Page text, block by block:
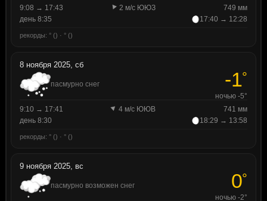
9:08 → 17:43
2 м/с ЮЮЗ
749 мм
день 8:35
17:40 → 12:28
рекорды: ° () · ° ()
8 ноября 2025, сб
пасмурно снег -1°
ночью -5°
9:10 → 17:41
4 м/с ЮЮВ
741 мм
день 8:30
18:29 → 13:58
рекорды: ° () · ° ()
9 ноября 2025, вс
пасмурно возможен снег 0°
ночью -2°